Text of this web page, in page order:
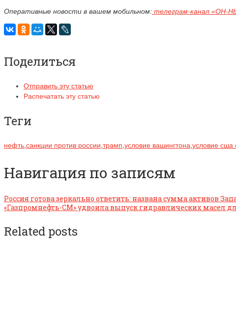
Оперативные новости в вашем мобильном: телеграм-канал «ОН-
Поделиться
Отправить эту статью
Распечатать эту статью
Теги
нефть санкции против россии трамп условие вашингтона условие сша
Навигация по записям
Россия готова зеркально ответить: названа сумма активов
«Газпромнефть-СМ» удвоила выпуск гидравлических масел
Related posts